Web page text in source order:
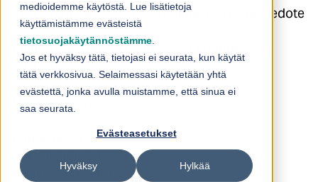
medioidemme käytöstä. Lue lisätietoja
käyttämistämme evästeistä
tietosuojakäytännöstämme
Jos et hyväksy tätä, tietojasi ei seurata, kun käytät
tätä verkkosivua. Selaimessasi käytetään yhtä
evästettä, jonka avulla muistamme, että sinua ei
saa seurata.
Evästeasetukset
Hyväksy Hylkää
20.1.2025 08:30:00 EET | Loihde Oyj | Yhtiötiedote
Loihde Oyj: OMIEN OSAKKEIDEN HANKINTA
17.1.2025
Helsingin Pörssi
Päivämäärä: 17.1.2025
Pörssikauppa: OSTO
Osakelaji: LOIHDE